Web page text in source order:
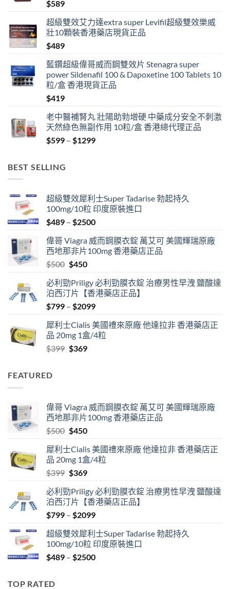
$589
超級雙效艾力達extra super Levifil超級雙效樂威
壯10顆裝香港藥店現貨正品
$489
藍鑽超級偉哥威而鋼雙效片 Stenagra super
power Sildenafil 100 & Dapoxetine 100 Tablets 10
粒/盒 香港現貨正品
$419
老中醫補腎丸 壯陽助勃增硬 中藥成分安全不刺激
天然綠色無副作用 10粒/盒 香港總代理正品
$599 – $1299Price
BEST SELLING
超級雙效犀利士Super Tadarise 勃起持久
100mg/10粒 印度原裝進口
$489 – $2500Price
$489
through
偉哥 Viagra 威而鋼膜衣錠 萬艾可 美國輝瑞原廠
西地那非片100mg 香港藥店正品
$500 Original
was:
$500.
$450Current
is:
$450.
必利勁Priligy 必利勁膜衣錠 治療男性早洩 鹽酸達
泊西汀片【香港藥店正品】
$799 – $2099Price
$799
through
犀利士Cialis 美國禮來原廠 他達拉非 香港藥店正
品 20mg 1盒/4粒
$399 Original
$369Current
FEATURED
偉哥 Viagra 威而鋼膜衣錠 萬艾可 美國輝瑞原廠
西地那非片100mg 香港藥店正品
$500 Original
was:
$500.
$450Current
is:
$450.
犀利士Cialis 美國禮來原廠 他達拉非 香港藥店正
品 20mg 1盒/4粒
$399 Original
was:
$399.
$369Current
is:
$369.
必利勁Priligy 必利勁膜衣錠 治療男性早洩 鹽酸達
泊西汀片【香港藥店正品】
$799 – $2099Price
$799
through
$2099
超級雙效犀利士Super Tadarise 勃起持久
100mg/10粒 印度原裝進口
$489 – $2500Price
TOP RATED